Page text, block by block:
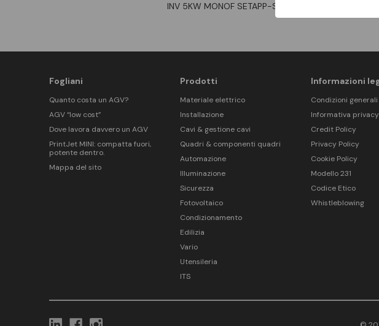
INV 5KW MONOF SETAPP-STOREDGE
Fogliani
Quanto costa un AGV?
AGV “low cost”
Dove lavora davvero un AGV
PrintJet MINI: compatta fuori,
potente dentro.
Mappa del sito
Prodotti
Materiale elettrico
Installazione
Cavi & gestione cavi
Quadri & componenti quadri
Automazione
Illuminazione
Sicurezza
Fotovoltaico
Condizionamento
Edilizia
Vario
Utensileria
ITS
Informazioni
Condizioni
Informativa
Credit Policy
Privacy Policy
Cookie Policy
Modello 231
Codice Etico
Whistleblowing